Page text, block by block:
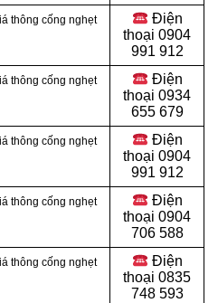
thông cống nghẹt
Điện
thoại 0904
991 912
thông cống nghẹt
Điện
thoại 0934
655 679
thông cống nghẹt
Điện
thoại 0904
991 912
thông cống nghẹt
Điện
thoại 0904
706 588
thông cống nghẹt
Điện
thoại 0835
748 593